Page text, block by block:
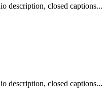
description, closed captions...
description, closed captions...